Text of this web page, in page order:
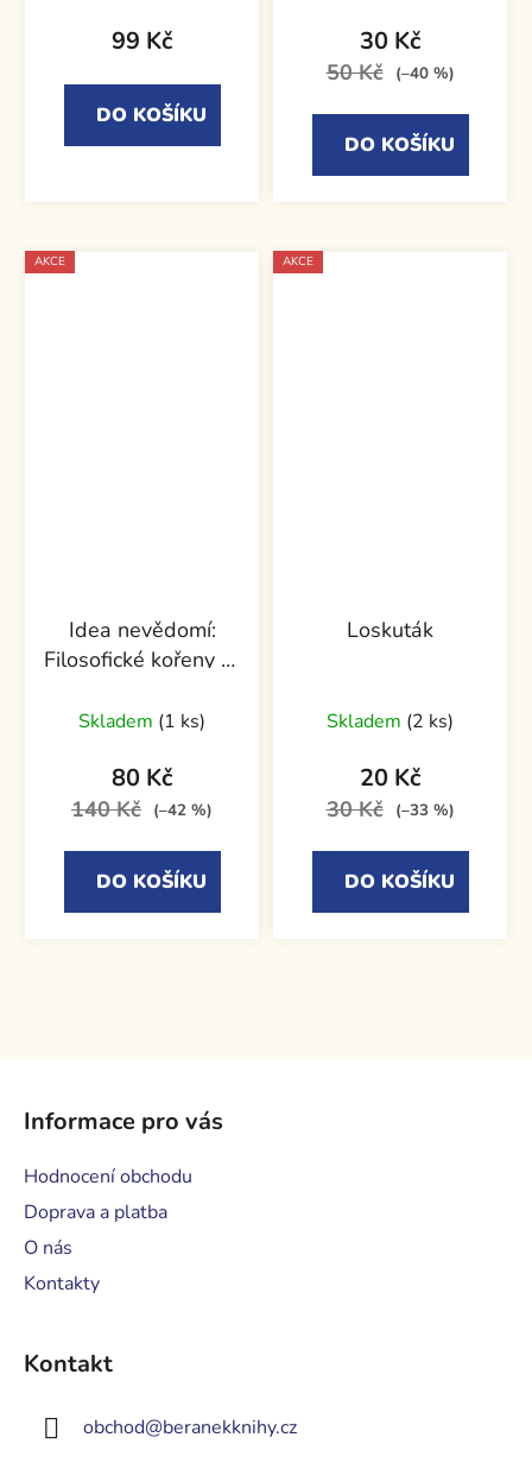
99 Kč
DO KOŠÍKU
30 Kč
50 Kč (–40 %)
DO KOŠÍKU
AKCE
Idea nevědomí:
Filosofické kořeny C.
Skladem (1 ks)
80 Kč
140 Kč (–42 %)
DO KOŠÍKU
AKCE
Loskuták
Skladem (2 ks)
20 Kč
30 Kč (–33 %)
DO KOŠÍKU
Informace pro vás
Hodnocení obchodu
Doprava a platba
O nás
Kontakty
Kontakt
obchod@beranekknihy.cz